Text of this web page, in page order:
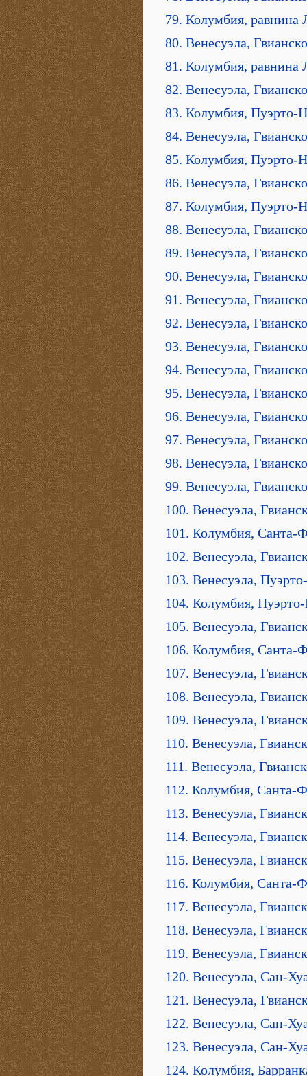
79. Колумбия, равнина
80. Венесуэла,
81. Колумбия, равнина
82. Венесуэла,
83. Колумбия, Пуэрто-
84. Венесуэла,
85. Колумбия, Пуэрто-
86. Венесуэла,
87. Колумбия, Пуэрто-
88. Венесуэла,
89. Венесуэла,
90. Венесуэла,
91. Венесуэла,
92. Венесуэла,
93. Венесуэла,
94. Венесуэла,
95. Венесуэла,
96. Венесуэла,
97. Венесуэла,
98. Венесуэла,
99. Венесуэла,
100. Венесуэла,
101. Колумбия, Санта-
102. Венесуэла,
103. Венесуэла,
104. Колумбия,
105. Венесуэла,
106. Колумбия, Санта-
107. Венесуэла,
108. Венесуэла,
109. Венесуэла,
110. Венесуэла,
111. Венесуэла,
112. Колумбия, Санта-
113. Венесуэла,
114. Венесуэла,
115. Венесуэла,
116. Колумбия, Санта-
117. Венесуэла,
118. Венесуэла,
119. Венесуэла,
120. Венесуэла, Сан-
121. Венесуэла,
122. Венесуэла, Сан-
123. Венесуэла, Сан-
124. Колумбия,